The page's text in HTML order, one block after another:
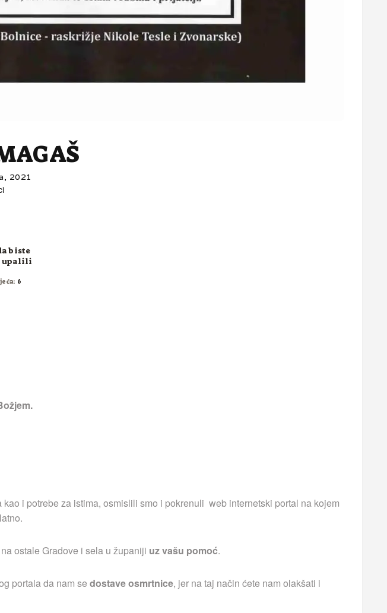
2021
biste
upalili
6
i potrebe za istima, osmislili smo i pokrenuli web internetski portal na kojem
ostale Gradove i sela u županiji uz vašu pomoć.
portala da nam sedostave osmrtnice, jer na taj način ćete nam olakšati i